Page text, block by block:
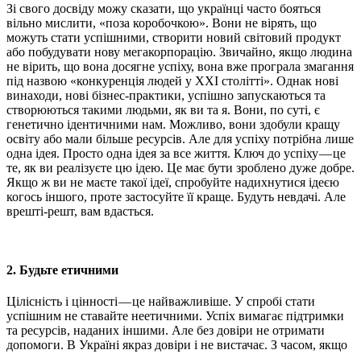
Зі свого досвіду можу сказати, що українці часто бояться
вільно мислити, «поза коробочкою». Вони не вірять, що
можуть стати успішними, створити новий світовий продукт
або побудувати нову мегакорпорацію. Звичайно, якщо людина
не вірить, що вона досягне успіху, вона вже програла змагання
під назвою «конкуренція людей у ​​ХХІ столітті». Однак нові
винаходи, нові бізнес-практики, успішно запускаються та
створюються такими людьми, як ви та я. Вони, по суті, є
генетично ідентичними нам. Можливо, вони здобули кращу
освіту або мали більше ресурсів. Але для успіху потрібна лише
одна ідея. Просто одна ідея за все життя. Ключ до успіху — це
те, як ви реалізуєте цю ідею. Це має бути зроблено дуже добре.
Якщо ж ви не маєте такої ідеї, спробуйте надихнутися ідеєю
когось іншого, проте застосуйте її краще. Будуть невдачі. Але
врешті-решт, вам вдасться.
2. Будьте етичними
Цілісність і цінності — це найважливіше. У спробі стати
успішним не ставайте неетичними. Успіх вимагає підтримки
та ресурсів, наданих іншими. Але без довіри не отримати
допомоги. В Україні якраз довіри і не вистачає. З часом, якщо